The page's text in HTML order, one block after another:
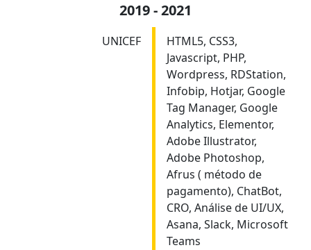
2019 - 2021
UNICEF
HTML5, CSS3,
Javascript, PHP,
Wordpress, RDStation,
Infobip, Hotjar, Google
Tag Manager, Google
Analytics, Elementor,
Adobe Illustrator,
Adobe Photoshop,
Afrus ( método de
pagamento), ChatBot,
CRO, Análise de UI/UX,
Asana, Slack, Microsoft
Teams